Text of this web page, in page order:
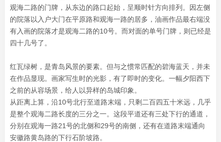
观海二路的门牌，从东边的路口起始，呈顺时针方向排列。因左侧
的院落以入户大门在平原路和观海一路的居多，油画作品最右端没
有入画的院落才是观海二路的10号。而对面的单号门牌，则已经是
四十几号了。
红瓦绿树，是青岛风景的要素。但与之惯常匹配的碧海蓝天，并未
在作品显现。画家写生时的光影，有了即时的变化。一幅夕阳西下
之前的从容场景，给人以异样的岛城印象。
从距离上算，沿10号北行至道路末端，只剩二百四五十米远，几乎
是整个观海二路长度的三分之一。这段平道还有三处下行的通道，
分别在观海一路21号的北侧和29号的南侧，还有在道路末端通向
安徽路黄岛路的下行石阶坡路。